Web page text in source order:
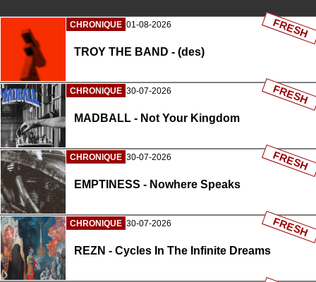
CHRONIQUE 01-08-2026
TROY THE BAND - (des)
FRESH
CHRONIQUE 30-07-2026
MADBALL - Not Your Kingdom
FRESH
CHRONIQUE 30-07-2026
EMPTINESS - Nowhere Speaks
FRESH
CHRONIQUE 30-07-2026
REZN - Cycles In The Infinite Dreams
FRESH